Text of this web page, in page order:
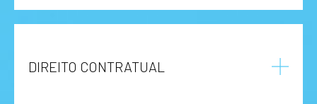
DIREITO CONTRATUAL